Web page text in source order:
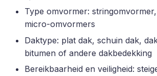
Type omvormer:
micro-omvormers
Daktype: plat dak, schuin dak,
bitumen of andere dakbedekking
Bereikbaarheid en veiligheid: